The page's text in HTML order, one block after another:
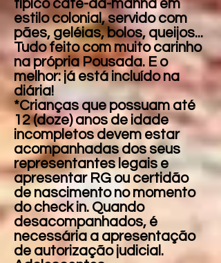
típico café-da-manhã em
estilo colonial, servido com
pães, geléias, bolos, queijos...
Tudo feito com muito carinho
na própria Pousada. E o
melhor: já está incluído na
diária!
*Crianças que possuam até
12 (doze) anos de idade
incompletos devem estar
acompanhadas dos seus
representantes legais e
apresentar RG ou certidão
de nascimento no momento
do check in. Quando
desacompanhados, é
necessária a apresentação
de autorização judicial.